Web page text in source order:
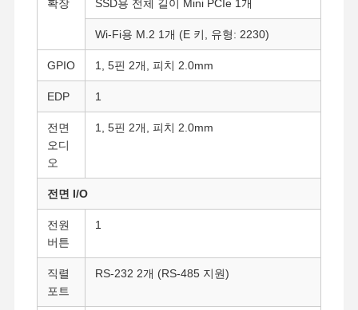
확장 SSD용 전체 길이 Mini PCIe 1개
Wi-Fi용 M.2 1개 (E 키, 유형: 2230)
GPIO 1, 5핀 2개, 피치 2.0mm
EDP 1
전면
오디
오
1, 5핀 2개, 피치 2.0mm
전면 I/O
전원
버튼
1
직렬
포트
RS-232 2개 (RS-485 지원)